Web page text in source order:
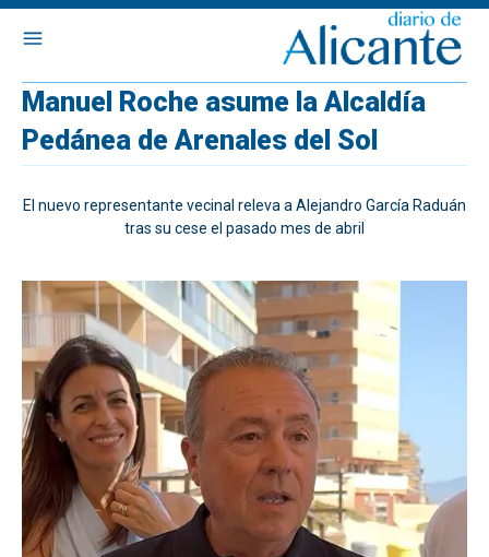
Manuel Roche asume la Alcaldía
Pedánea de Arenales del Sol
El nuevo representante vecinal releva a Alejandro García Raduán
tras su cese el pasado mes de abril